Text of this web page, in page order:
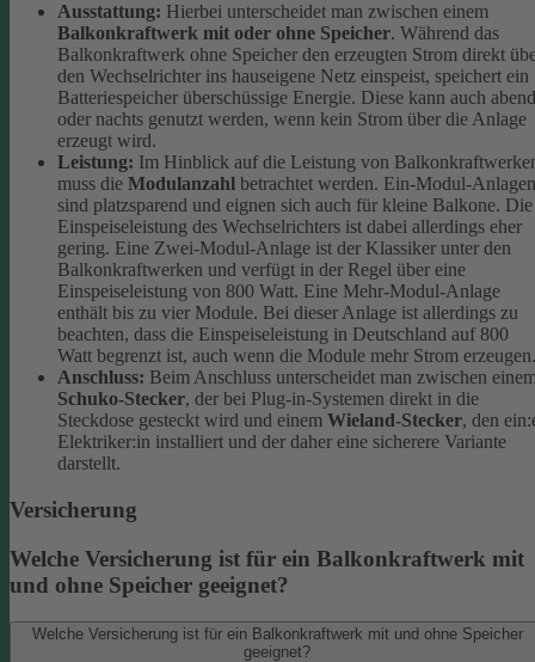
Ausstattung: Hierbei unterscheidet man zwischen einem
Balkonkraftwerk mit oder ohne Speicher. Während das
Balkonkraftwerk ohne Speicher den erzeugten Strom direkt
den Wechselrichter ins hauseigene Netz einspeist, speichert ein
Batteriespeicher überschüssige Energie. Diese kann auch
oder nachts genutzt werden, wenn kein Strom über die Anlage
erzeugt wird.
Leistung: Im Hinblick auf die Leistung von
muss die Modulanzahl betrachtet werden. Ein-Modul-Anlagen
sind platzsparend und eignen sich auch für kleine Balkone. Die
Einspeiseleistung des Wechselrichters ist dabei allerdings eher
gering. Eine Zwei-Modul-Anlage ist der Klassiker unter den
Balkonkraftwerken und verfügt in der Regel über eine
Einspeiseleistung von 800 Watt. Eine Mehr-Modul-Anlage
enthält bis zu vier Module. Bei dieser Anlage ist allerdings zu
beachten, dass die Einspeiseleistung in Deutschland auf 800
Watt begrenzt ist, auch wenn die Module mehr Strom erzeugen.
Anschluss: Beim Anschluss unterscheidet man zwischen
Schuko-Stecker, der bei Plug-in-Systemen direkt in die
Steckdose gesteckt wird und einem Wieland-Stecker, den
Elektriker:in installiert und der daher eine sicherere Variante
darstellt.
Versicherung
Welche Versicherung ist für ein Balkonkraftwerk mit
und ohne Speicher geeignet?
Welche Versicherung ist für ein Balkonkraftwerk mit und ohne Speicher
geeignet?